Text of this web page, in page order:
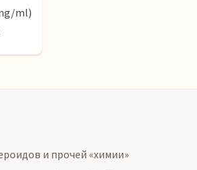
ml)
и прочей «химии»